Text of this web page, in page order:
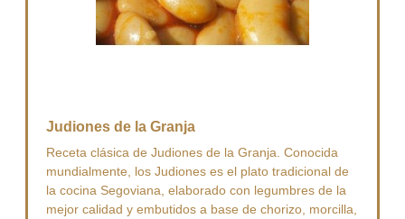
Judiones de la Granja
Receta clásica de Judiones de la Granja. Conocida
mundialmente, los Judiones es el plato tradicional de
la cocina Segoviana, elaborado con legumbres de la
mejor calidad y embutidos a base de chorizo, morcilla,